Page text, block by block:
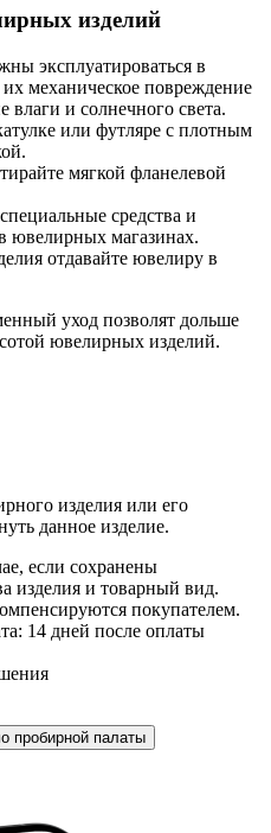
изделий
эксплуатироваться в
механическое повреждение
влаги и солнечного света.
или футляре с плотным
мягкой фланелевой
средства и
ювелирных магазинах.
отдавайте ювелиру в
уход позволят дольше
ювелирных изделий.
изделия или его
данное изделие.
если сохранены
изделия и товарный вид.
покупателем.
14 дней после оплаты
пробирной палаты